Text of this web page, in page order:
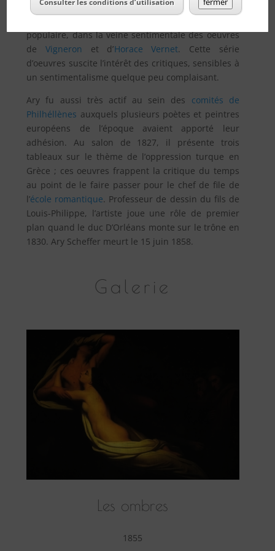
1822, avec La Veuve du soldat, il entreprend une
populaire, dans la veine sentimentale des oeuvres
deVigneron et d’Horace Vernet. Cette série
d’oeuvres suscite l’intérêt des critiques, sensibles à
un sentimentalisme quelque peu complaisant.
Ary fu aussi très actif au sein des comités de
Philhéllènes auxquels plusieurs poètes et peintres
européens de l’époque avaient apporté leur
adhésion. Au salon de 1827, il présente trois
tableaux sur le thème de l’oppression turque en
Grèce ; ces oeuvres frappent la critique du temps
au point de le faire passer pour le chef de file de
l’école romantique. Professeur de dessin du fils de
Louis-Philippe, l’artiste joue une rôle de premier
plan quand le duc D’Orléans monte sur le trône en
1830. Ary Scheffer meurt le 15 juin 1858.
Galerie
Les ombres
1855
Consulter les conditions d’utilisation